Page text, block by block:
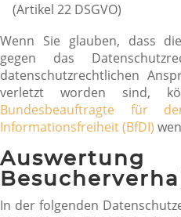
(Artikel 22 DSGVO)
Wenn Sie glauben, dass
gegen das
datenschutzrechtlichen
verletzt worden sind,
Bundesbeauftragte für
Informationsfreiheit (BfDI)
In der folgenden